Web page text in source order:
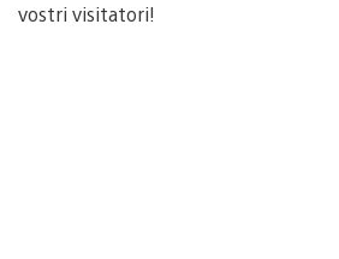
vostri visitatori!